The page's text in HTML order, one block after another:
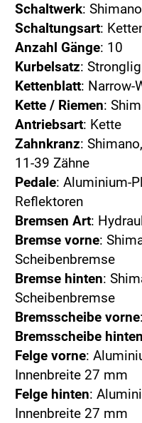
Schaltwerk:
Schaltungsart:
Anzahl Gänge: 10
Kurbelsatz:
Kettenblatt: Narrow-
Kette / Riemen:
Antriebsart: Kette
Zahnkranz:
11-39 Zähne
Pedale: Aluminium-
Reflektoren
Bremsen Art:
Bremse vorne:
Scheibenbremse
Bremse hinten:
Scheibenbremse
Bremsscheibe vorne
Bremsscheibe hinten
Felge vorne:
Innenbreite 27 mm
Felge hinten:
Innenbreite 27 mm